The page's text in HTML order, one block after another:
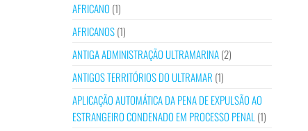
AFRICANO (1)
AFRICANOS(1)
ANTIGA ADMINISTRAÇÃO ULTRAMARINA(2)
ANTIGOS TERRITÓRIOS DO ULTRAMAR (1)
APLICAÇÃO AUTOMÁTICA DA PENA DE EXPULSÃO AO
ESTRANGEIRO CONDENADO EM PROCESSO PENAL (1)